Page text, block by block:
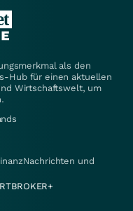
als den
Hub für einen aktuellen
Wirtschaftswelt, um
und